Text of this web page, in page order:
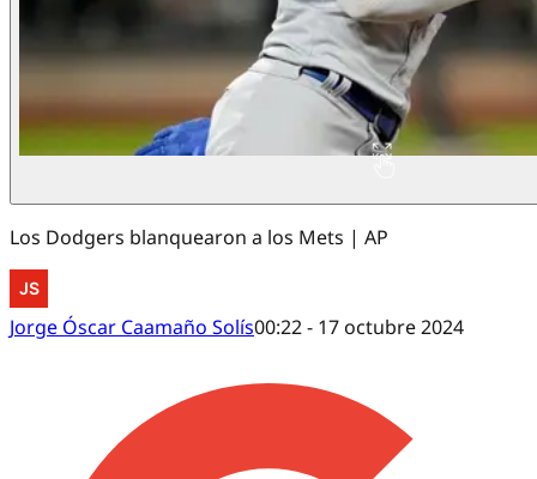
Los Dodgers blanquearon a los Mets | AP
Jorge Óscar Caamaño Solís00:22 - 17 octubre 2024